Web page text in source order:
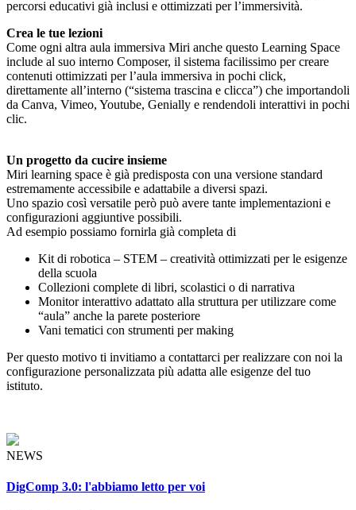
percorsi educativi già inclusi e ottimizzati per l’immersività.
Crea le tue lezioni
Come ogni altra aula immersiva Miri anche questo Learning Space
include al suo interno Composer, il sistema facilissimo per creare
contenuti ottimizzati per l’aula immersiva in pochi click,
direttamente all’interno (“sistema trascina e clicca”) che importandoli
da Canva, Vimeo, Youtube, Genially e rendendoli interattivi in pochi
clic.
Un progetto da cucire insieme
Miri learning space è già predisposta con una versione standard
estremamente accessibile e adattabile a diversi spazi.
Uno spazio così versatile però può avere tante implementazioni e
configurazioni aggiuntive possibili.
Ad esempio possiamo fornirla già completa di
Kit di robotica – STEM – creatività ottimizzati per le esigenze
della scuola
Collezioni complete di libri, scolastici o di narrativa
Monitor interattivo adattato alla struttura per utilizzare come
“aula” anche la parete posteriore
Vani tematici con strumenti per making
Per questo motivo ti invitiamo a contattarci per realizzare con noi la
configurazione personalizzata più adatta alle esigenze del tuo
istituto.
NEWS
DigComp 3.0: l'abbiamo letto per voi